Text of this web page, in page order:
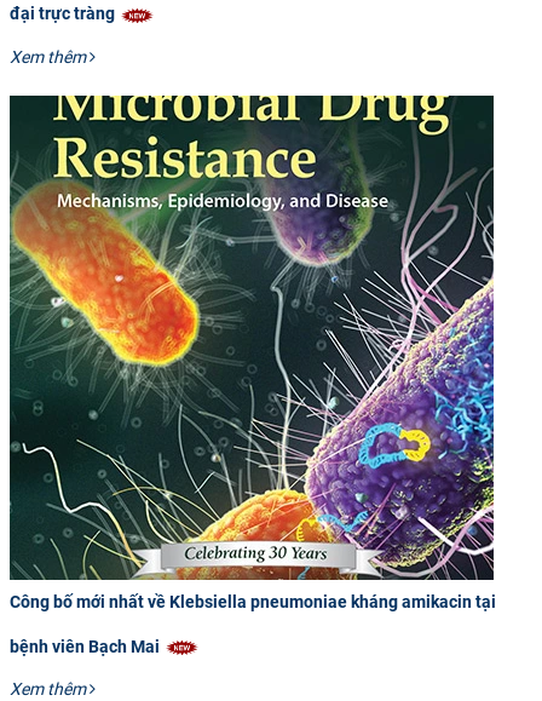
đại trực tràng
Xem thêm
Công bố mới nhất về Klebsiella pneumoniae kháng amikacin tại
bệnh viên Bạch Mai
Xem thêm